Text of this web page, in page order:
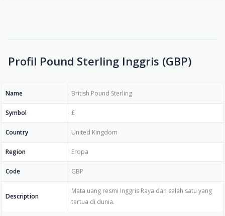
Profil Pound Sterling Inggris (GBP)
Name British Pound Sterling
Symbol £
Country United Kingdom
Region Eropa
Code GBP
Description
Mata uang resmi Inggris Raya dan salah satu yang
tertua di dunia.